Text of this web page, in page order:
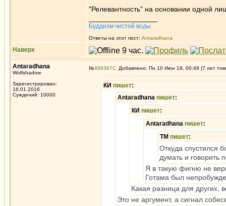
"Релевантность" на основании одной
Буддизм чистой воды
Ответы на этот пост: Antaradhana
Наверх
Antaradhana
Wolfshadow
Зарегистрирован:
16.01.2016
Суждений: 10000
№488367 Добавлено: Пн 10 Июн 19, 00:49 (7 лет
КИ пишет:
Antaradhana пишет:
КИ пишет:
Antaradhana пишет:
ТМ пишет:
Откуда спустился
думать и
Я в такую фигню не
Готама был
Какая разница для других,
Это не аргумент, а сигнал